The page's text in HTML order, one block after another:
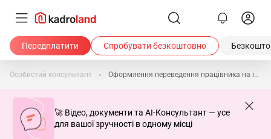
Передплатити Спробувати безкоштовно
Особистий консультант Оформлення переведення працівника на іншу посаду: нюанси
🚀 Відео, документи та AI-Консультант — усе
для вашої зручності в одному місці